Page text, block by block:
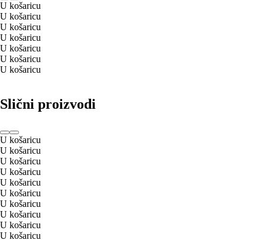
U košaricu
U košaricu
U košaricu
U košaricu
U košaricu
U košaricu
U košaricu
Slični proizvodi
U košaricu
U košaricu
U košaricu
U košaricu
U košaricu
U košaricu
U košaricu
U košaricu
U košaricu
U košaricu